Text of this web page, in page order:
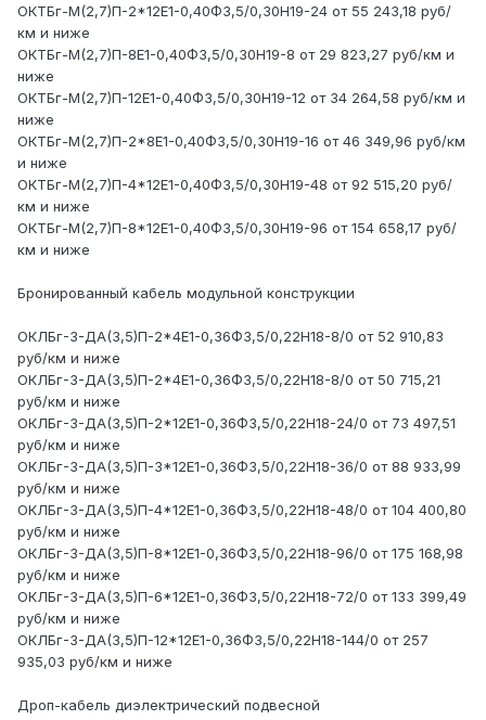
ОКТБг-М(2,7)П-2*12Е1-0,40Ф3,5/0,30Н19-24 от 55 243,18 руб/
км и ниже
ОКТБг-М(2,7)П-8Е1-0,40Ф3,5/0,30Н19-8 от 29 823,27 руб/км и
ниже
ОКТБг-М(2,7)П-12Е1-0,40Ф3,5/0,30Н19-12 от 34 264,58 руб/км и
ниже
ОКТБг-М(2,7)П-2*8Е1-0,40Ф3,5/0,30Н19-16 от 46 349,96 руб/км
и ниже
ОКТБг-М(2,7)П-4*12Е1-0,40Ф3,5/0,30Н19-48 от 92 515,20 руб/
км и ниже
ОКТБг-М(2,7)П-8*12Е1-0,40Ф3,5/0,30Н19-96 от 154 658,17 руб/
км и ниже
Бронированный кабель модульной конструкции
ОКЛБг-3-ДА(3,5)П-2*4Е1-0,36Ф3,5/0,22Н18-8/0 от 52 910,83
руб/км и ниже
ОКЛБг-3-ДА(3,5)П-2*4Е1-0,36Ф3,5/0,22Н18-8/0 от 50 715,21
руб/км и ниже
ОКЛБг-3-ДА(3,5)П-2*12Е1-0,36Ф3,5/0,22Н18-24/0 от 73 497,51
руб/км и ниже
ОКЛБг-3-ДА(3,5)П-3*12Е1-0,36Ф3,5/0,22Н18-36/0 от 88 933,99
руб/км и ниже
ОКЛБг-3-ДА(3,5)П-4*12Е1-0,36Ф3,5/0,22Н18-48/0 от 104 400,80
руб/км и ниже
ОКЛБг-3-ДА(3,5)П-8*12Е1-0,36Ф3,5/0,22Н18-96/0 от 175 168,98
руб/км и ниже
ОКЛБг-3-ДА(3,5)П-6*12Е1-0,36Ф3,5/0,22Н18-72/0 от 133 399,49
руб/км и ниже
ОКЛБг-3-ДА(3,5)П-12*12Е1-0,36Ф3,5/0,22Н18-144/0 от 257
935,03 руб/км и ниже
Дроп-кабель диэлектрический подвесной